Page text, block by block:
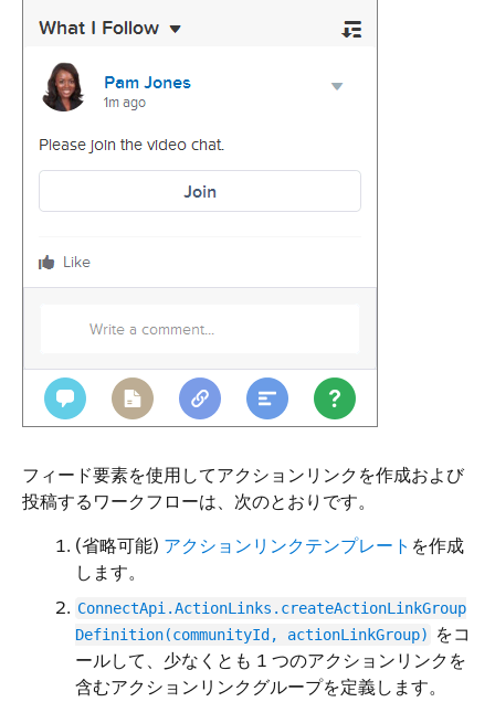
フィード要素を使用してアクションリンクを作成および
投稿するワークフローは、次のとおりです。
(省略可能) アクションリンクテンプレート を作成
します。
ConnectApi.ActionLinks.createActionLinkGroup
Definition(communityId, actionLinkGroup)
をコ
ールして、少なくとも 1 つのアクションリンクを
含むアクションリンクグループを定義します。